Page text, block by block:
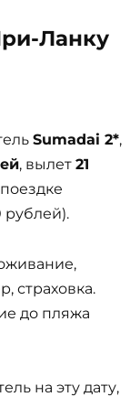
Ланку
Sumadai 2*,
, вылет 21
рублей).
страховка.
до пляжа
на эту дату,